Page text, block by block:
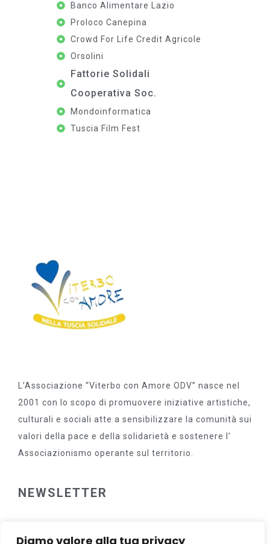
Diamo valore alla tua privacy
Banco Alimentare Lazio
Proloco Canepina
Crowd For Life Credit Agricole
Orsolini
Fattorie Solidali
Cooperativa Soc.
Mondoinformatica
Tuscia Film Fest
L’Associazione “Viterbo con Amore ODV” nasce nel
2001 con lo scopo di promuovere iniziative artistiche,
culturali e sociali atte a sensibilizzare la comunità sui
valori della pace e della solidarietà e sostenere l’
Associazionismo operante sul territorio.
NEWSLETTER